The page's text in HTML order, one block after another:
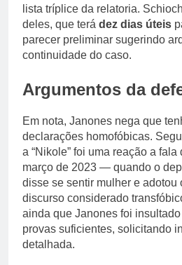
lista tríplice da relatoria.
deles, que terá dez dias úteis
parecer preliminar sugerindo
continuidade do caso.
Argumentos da
Em nota, Janones nega que
declarações homofóbicas.
a “Nikole” foi uma reação a
março de 2023 — quando o
disse se sentir mulher e adotou
discurso considerado
ainda que Janones foi
provas suficientes, solicitando
detalhada.